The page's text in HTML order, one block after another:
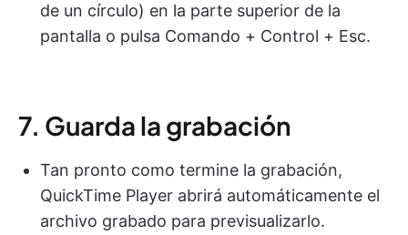
de un círculo) en la parte superior de la
pantalla o pulsa Comando + Control + Esc.
7. Guarda la grabación
Tan pronto como termine la grabación,
QuickTime Player abrirá automáticamente el
archivo grabado para previsualizarlo.